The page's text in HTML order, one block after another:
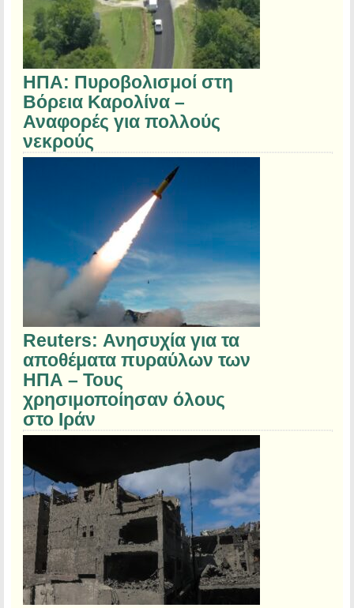
ΗΠΑ: Πυροβολισμοί στη
Βόρεια Καρολίνα –
Αναφορές για πολλούς
νεκρούς
Reuters: Ανησυχία για τα
αποθέματα πυραύλων των
ΗΠΑ – Τους
χρησιμοποίησαν όλους
στο Ιράν